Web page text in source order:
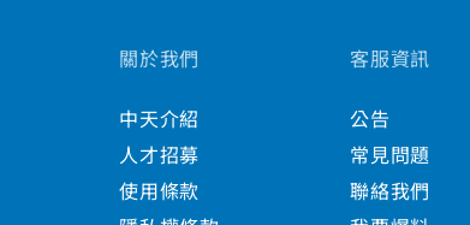
關於我們
中天介紹
人才招募
使用條款
客服資訊
公告
常見問題
聯絡我們